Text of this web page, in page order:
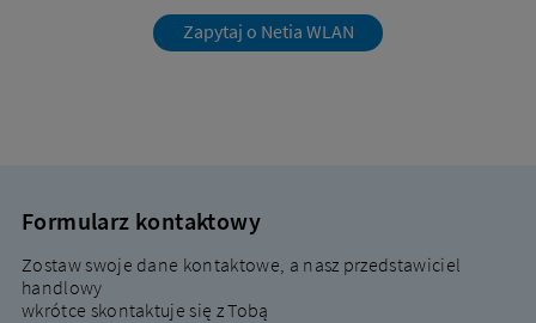
Zapytaj o Netia WLAN
Formularz kontaktowy
Zostaw swoje dane kontaktowe, a nasz przedstawiciel
handlowy
wkrótce skontaktuje się z Tobą